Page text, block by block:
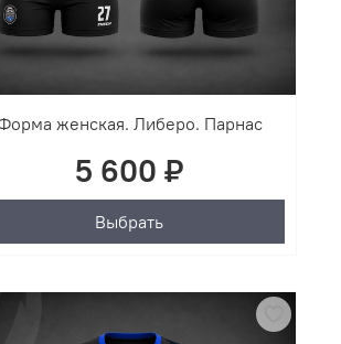
женская. Либеро. Парнас
5 600 ₽
Выбрать